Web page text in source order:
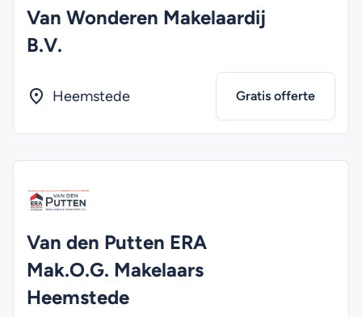
Van Wonderen Makelaardij
B.V.
Heemstede Gratis offerte
Van den Putten ERA
Mak.O.G. Makelaars
Heemstede